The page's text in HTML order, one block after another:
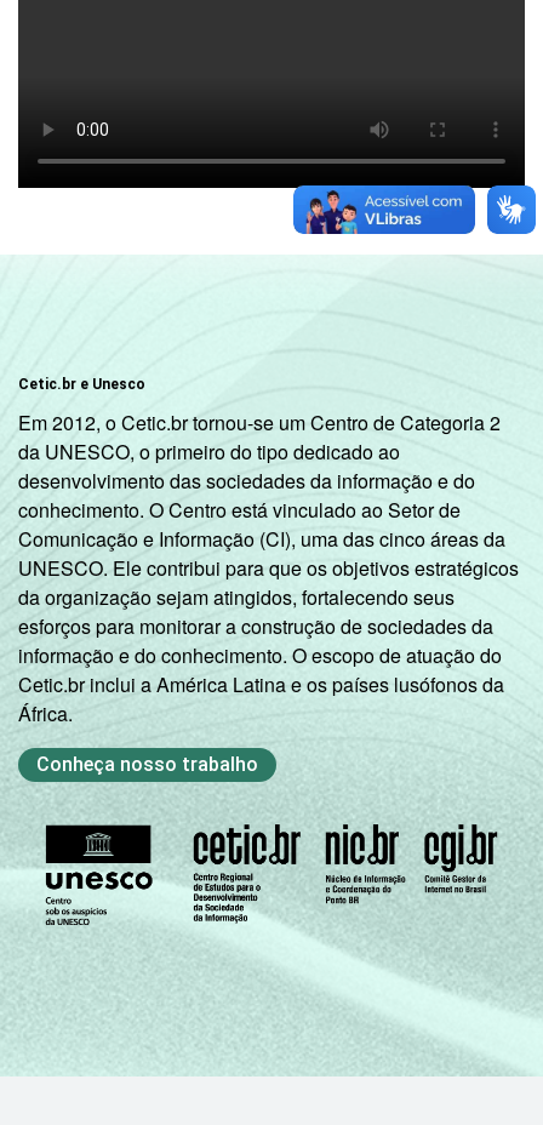
Cetic.br e Unesco
Em 2012, o Cetic.br tornou-se um Centro de Categoria 2
da UNESCO, o primeiro do tipo dedicado ao
desenvolvimento das sociedades da informação e do
conhecimento. O Centro está vinculado ao Setor de
Comunicação e Informação (CI), uma das cinco áreas da
UNESCO. Ele contribui para que os objetivos estratégicos
da organização sejam atingidos, fortalecendo seus
esforços para monitorar a construção de sociedades da
informação e do conhecimento. O escopo de atuação do
Cetic.br inclui a América Latina e os países lusófonos da
África.
Conheça nosso trabalho